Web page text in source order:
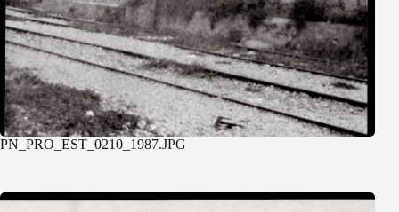
PN_PRO_EST_0210_1987.JPG